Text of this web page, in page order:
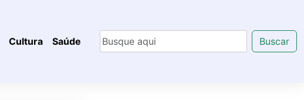
Cultura Saúde Buscar